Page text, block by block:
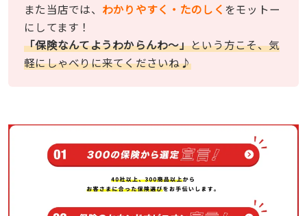
また当店では、 わかりやすく・たのしく をモットー
にしてます！
「保険なんてようわからんわ〜」という方こそ、気
軽にしゃべりに来てくださいね♪